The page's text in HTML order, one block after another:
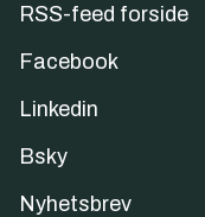
RSS-feed forside
Facebook
Linkedin
Bsky
Nyhetsbrev